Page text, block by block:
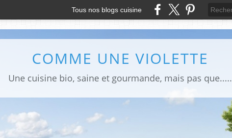
Tous nos blogs cuisine
COMME UNE VIOLETTE
Une cuisine bio, saine et gourmande, mais pas que.....